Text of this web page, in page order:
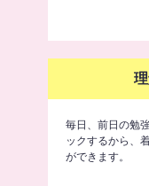
毎日、前日の勉
ックするから、
ができます。